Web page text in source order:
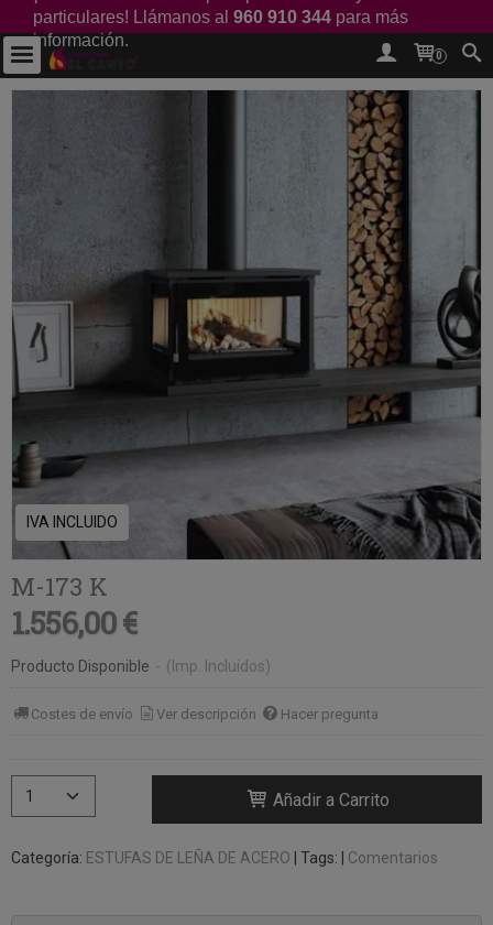
particulares! Llámanos al 960 910 344 para más
información.
0
IVA INCLUIDO
M-173 K
1.556,00 €
Producto Disponible - (Imp. Incluidos)
Costes de envío Ver descripción Hacer pregunta
Añadir a Carrito
Categoría: ESTUFAS DE LEÑA DE ACERO Tags: Comentarios